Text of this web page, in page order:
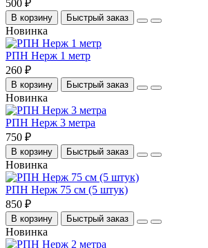
500 ₽
В корзину Быстрый заказ
Новинка
РПН Нерж 1 метр
260 ₽
В корзину Быстрый заказ
Новинка
РПН Нерж 3 метра
750 ₽
В корзину Быстрый заказ
Новинка
РПН Нерж 75 см (5 штук)
850 ₽
В корзину Быстрый заказ
Новинка